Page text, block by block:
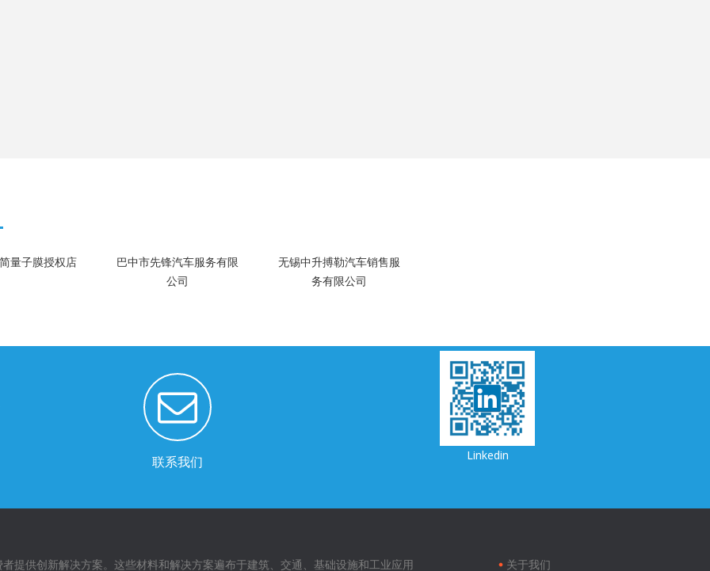
量子膜授权店
巴中市先锋汽车服务有限
公司
无锡中升搏勒汽车销售服
务有限公司
联系我们 Linkedin
提供创新解决方案。这些材料和解决方案遍布于建筑、交通、基础设施和工业应用 关于我们